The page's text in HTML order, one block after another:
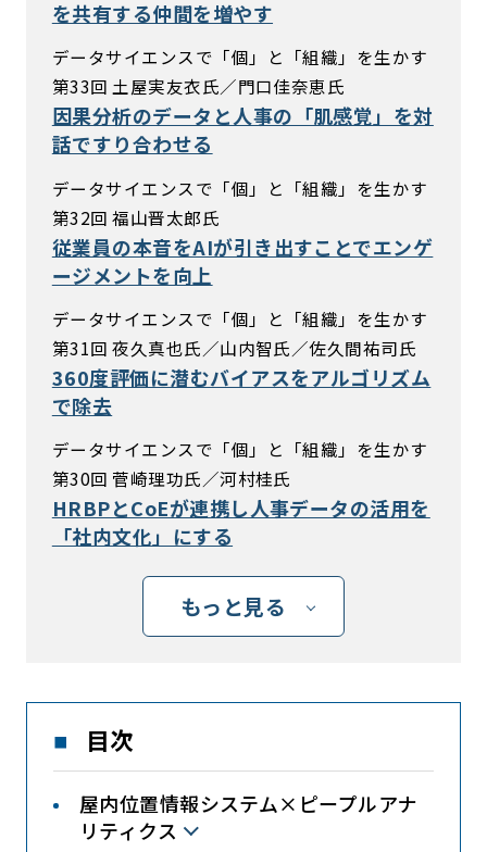
を共有する仲間を増やす
データサイエンスで「個」と「組織」を生かす
第33回 土屋実友衣氏／門口佳奈恵氏
因果分析のデータと人事の「肌感覚」を対
話ですり合わせる
データサイエンスで「個」と「組織」を生かす
第32回 福山晋太郎氏
従業員の本音をAIが引き出すことでエンゲ
ージメントを向上
データサイエンスで「個」と「組織」を生かす
第31回 夜久真也氏／山内智氏／佐久間祐司氏
360度評価に潜むバイアスをアルゴリズム
で除去
データサイエンスで「個」と「組織」を生かす
第30回 菅崎理功氏／河村桂氏
HRBPとCoEが連携し人事データの活用を
「社内文化」にする
もっと見る
目次
屋内位置情報システム×ピープルアナ
リティクス